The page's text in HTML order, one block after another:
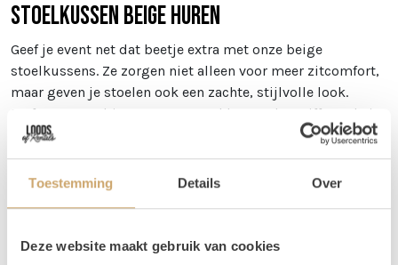
Toestemming Details Over
Deze website maakt gebruik van cookies
Stoelkussen beige huren
Geef je event net dat beetje extra met onze beige
stoelkussens. Ze zorgen niet alleen voor meer zitcomfort,
maar geven je stoelen ook een zachte, stijlvolle look.
Perfect te combineren met onze klapstoelen, Tiffany chairs
of crossback stoelen.
vast, zodat ze netjes op hun plek blijven – zelfs als het
feestje flink losgaat. Subtiel van kleur, groots in effect!
Afmetingen